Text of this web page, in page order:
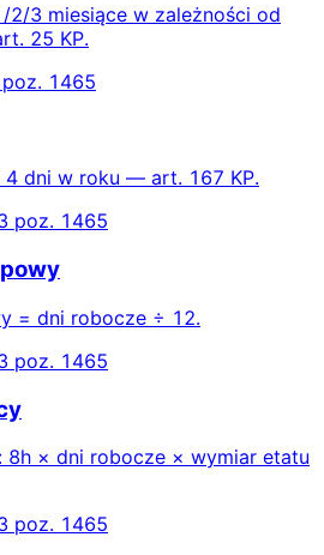
2/3 miesiące w zależności od
25 KP.
1465
4 dni w roku — art. 167 KP.
poz. 1465
= dni robocze ÷ 12.
poz. 1465
8h × dni robocze × wymiar etatu
poz. 1465